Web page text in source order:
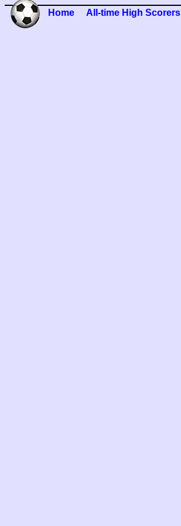
Home All-time High Scorers